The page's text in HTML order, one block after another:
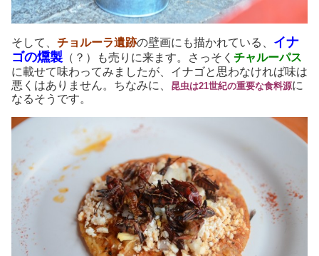
そして、 チョルーラ遺跡の壁画にも描かれている、 イナ
ゴの燻製 （？）も売りに来ます。さっそく チャルーパス
に載せて味わってみましたが、イナゴと思わなければ味は
悪くはありません。ちなみに、
昆虫は21世紀の重要な食料源に
なるそうです。